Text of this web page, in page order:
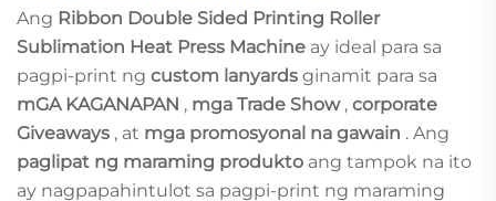
Ang Ribbon Double Sided Printing Roller
Sublimation Heat Press Machine ay ideal para sa
pagpi-print ng custom lanyards ginamit para sa
mGA KAGANAPAN , mga Trade Show , corporate
Giveaways , at mga promosyonal na gawain . Ang
paglipat ng maraming produkto ang tampok na ito
ay nagpapahintulot sa pagpi-print ng maraming